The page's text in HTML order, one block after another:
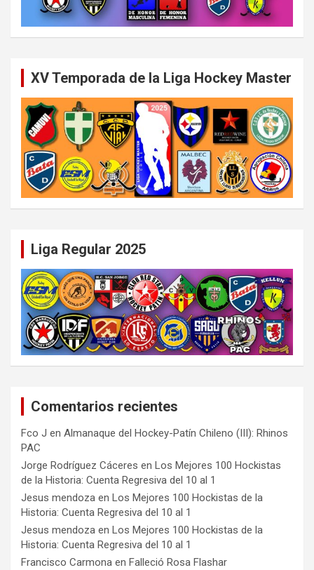
XV Temporada de la Liga Hockey Master
Liga Regular 2025
Comentarios recientes
Fco J en Almanaque del Hockey-Patín Chileno (III): Rhinos
PAC
Jorge Rodríguez Cáceres en Los Mejores 100 Hockistas
de la Historia: Cuenta Regresiva del 10 al 1
Jesus mendoza en Los Mejores 100 Hockistas de la
Historia: Cuenta Regresiva del 10 al 1
Jesus mendoza en Los Mejores 100 Hockistas de la
Historia: Cuenta Regresiva del 10 al 1
Francisco Carmona en Falleció Rosa Flashar